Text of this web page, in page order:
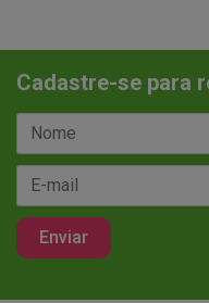
Cadastre-se para